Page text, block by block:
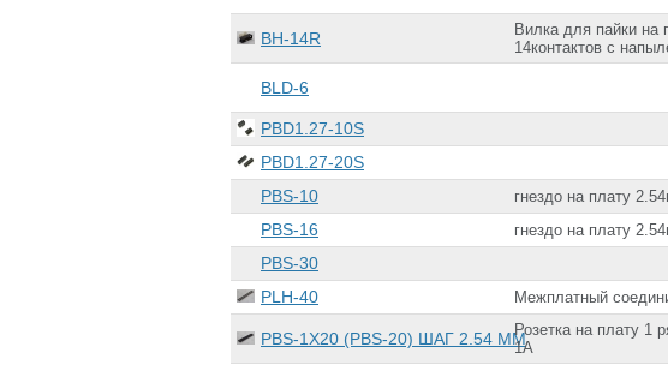
BH-14R
Вилка для пайки на
14контактов с
BLD-6
PBD1.27-10S
PBD1.27-20S
PBS-10 гнездо на плату
PBS-16 гнездо на плату
PBS-30
PLH-40 Межплатный
PBS-1X20 (PBS-20) ШАГ 2.54 ММРозетка на плату 1
1А